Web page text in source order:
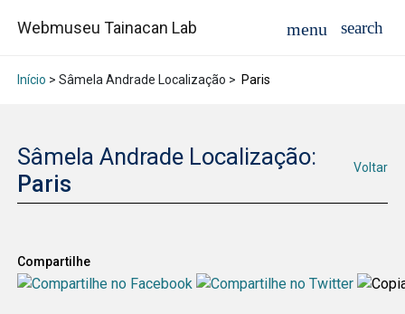
Webmuseu Tainacan Lab
Início > Sâmela Andrade Localização > Paris
Sâmela Andrade Localização:
Paris
Voltar
Compartilhe